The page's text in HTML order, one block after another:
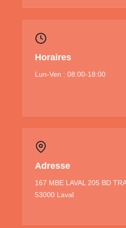
Horaires
Lun-Ven : 08:00-18:00
Adresse
167 MBE LAVAL 205 BD
53000 Laval